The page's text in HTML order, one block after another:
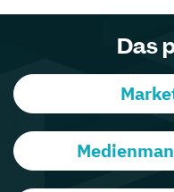
Das